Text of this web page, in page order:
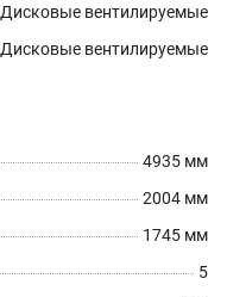
Дисковые вентилируемые
Дисковые вентилируемые
4935 мм
2004 мм
1745 мм
5